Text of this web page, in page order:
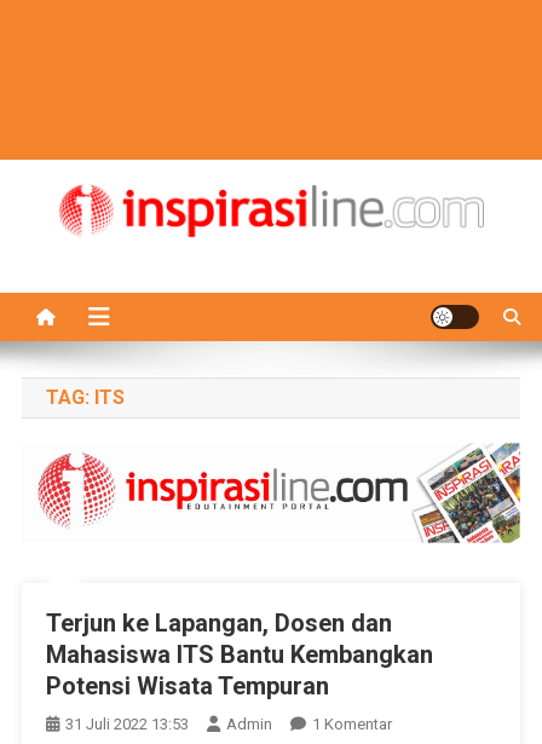
TAG: ITS
Terjun ke Lapangan, Dosen dan
Mahasiswa ITS Bantu Kembangkan
Potensi Wisata Tempuran
31 Juli 2022 13:53 Admin 1 KomentarPada